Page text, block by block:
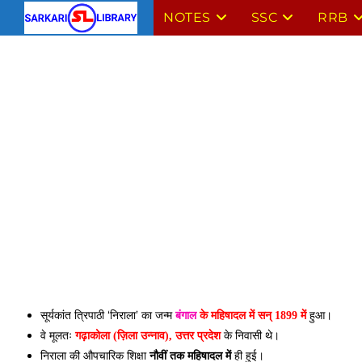
NOTES SSC RRB
सूर्यकांत त्रिपाठी ‘निराला’ का जन्मबंगालके महिषादल में सन् 1899 मेंहुआ।
वे मूलतःगढ़ाकोला (ज़िला उन्नाव), उत्तर प्रदेशके निवासी थे।
निराला की औपचारिक शिक्षानौवीं तक महिषादल मेंही हुई।